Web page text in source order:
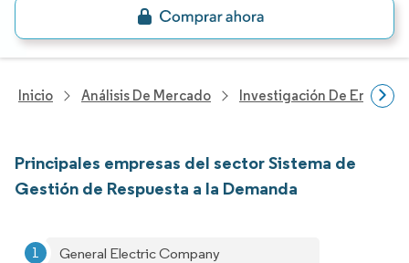
Inicio Análisis De Mercado Investigación De Energía
Principales empresas del sector Sistema de
Gestión de Respuesta a la Demanda
General Electric Company